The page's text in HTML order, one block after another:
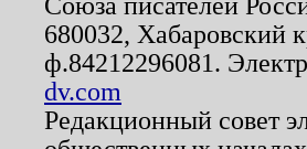
680032, Хабаровский
ф.84212296081.
dv.com
Редакционный совет